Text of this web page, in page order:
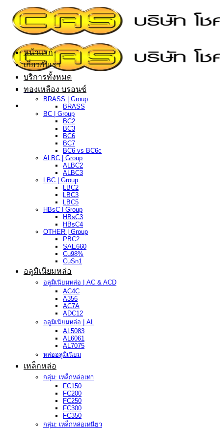
ข้าม
เนื้อหา
หน้าแรก
เกี่ยวกับเรา
บริการทั้งหมด
ทองเหลือง บรอนซ์
BRASS | Group
BRASS
BC | Group
BC2
BC3
BC6
BC7
BC6 vs BC6c
ALBC | Group
ALBC2
ALBC3
LBC | Group
LBC2
LBC3
LBC5
HBsC | Group
HBsC3
HBsC4
OTHER | Group
PBC2
SAE660
Cu98%
CuSn1
อลูมิเนียมหล่อ
อลูมิเนียมหล่อ | AC & ACD
AC4C
A356
AC7A
ADC12
อลูมิเนียมหล่อ | AL
AL5083
AL6061
AL7075
หล่ออลูมิเนียม
เหล็กหล่อ
กลุ่ม: เหล็กหล่อเทา
FC150
FC200
FC250
FC300
FC350
กลุ่ม: เหล็กหล่อเหนียว